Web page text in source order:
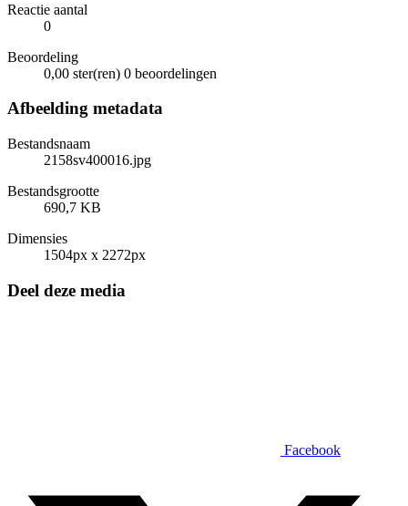
Reactie aantal
0
Beoordeling
0,00 ster(ren) 0 beoordelingen
Afbeelding metadata
Bestandsnaam
2158sv400016.jpg
Bestandsgrootte
690,7 KB
Dimensies
1504px x 2272px
Deel deze media
Facebook